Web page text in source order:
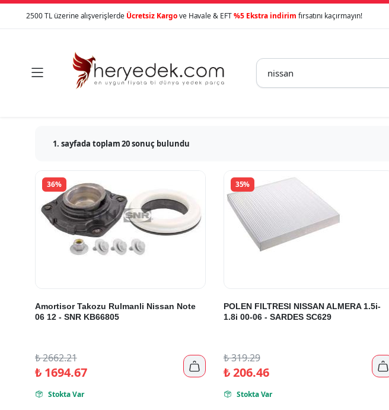
2500 TL üzerine alışverişlerde Ücretsiz Kargove Havale & EFT%5 Ekstra indirim fırsatını kaçırmayın!

1. sayfada toplam 20 sonuç bulundu
36%
Amortisor Takozu Rulmanli Nissan Note
06 12 - SNR KB66805
₺2662.21
₺1694.67 
 Stokta Var
35%
POLEN FILTRESI NISSAN ALMERA 1.5i-
1.8i 00-06 - SARDES SC629
₺319.29
₺206.46 
 Stokta Var